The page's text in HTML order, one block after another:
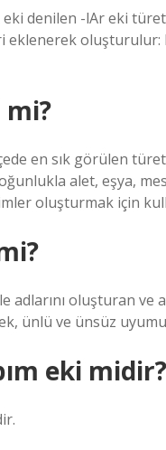
eki denilen -lAr eki
eklenerek oluşturulur:
mi?
en sık görülen
alet, eşya,
oluşturmak için
adlarını oluşturan ve
ünlü ve ünsüz
eki midir?